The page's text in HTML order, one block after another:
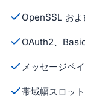
OpenSSL お
OAuth2、
メッセージペ
帯域幅スロッ